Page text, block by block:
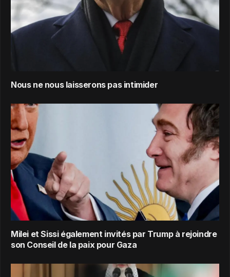
Nous ne nous laisserons pas intimider
Milei et Sissi également invités par Trump à rejoindre
son Conseil de la paix pour Gaza